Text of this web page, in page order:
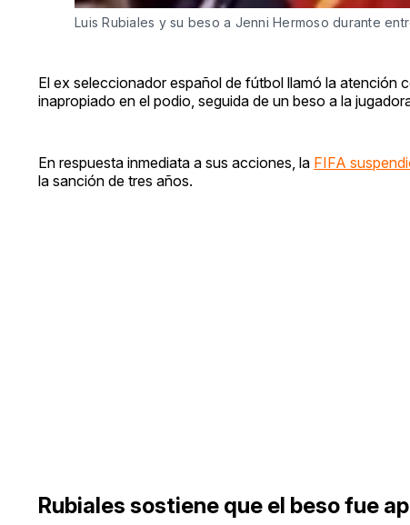
Luis Rubiales y su beso a Jenni Hermoso durante
El ex seleccionador español de fútbol llamó la
inapropiado en el podio, seguida de un beso a la
En respuesta inmediata a sus acciones, la FIFA
la sanción de tres años.
Rubiales sostiene que el beso fue